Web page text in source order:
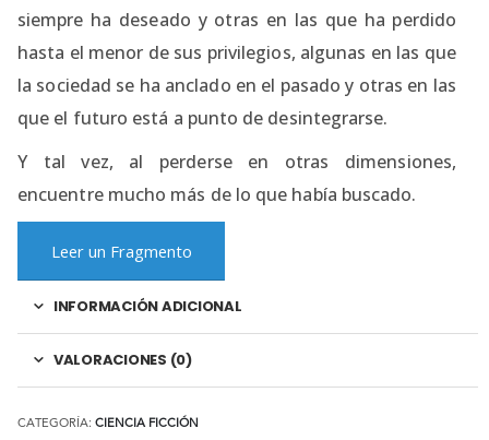
siempre ha deseado y otras en las que ha perdido
hasta el menor de sus privilegios, algunas en las que
la sociedad se ha anclado en el pasado y otras en las
que el futuro está a punto de desintegrarse.
Y tal vez, al perderse en otras dimensiones,
encuentre mucho más de lo que había buscado.
Leer un Fragmento
INFORMACIÓN ADICIONAL
VALORACIONES (0)
CATEGORÍA: CIENCIA FICCIÓN